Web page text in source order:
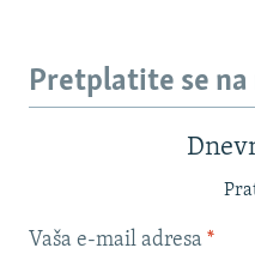
Pretplatite se
Vaša e-mail adresa *